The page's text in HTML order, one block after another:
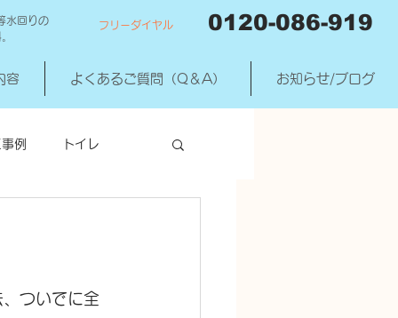
水回りの
フリーダイヤル 0120-086-919
容 よくあるご質問（Q＆A） お知らせ/ブログ
例 トイレ
ついでに全